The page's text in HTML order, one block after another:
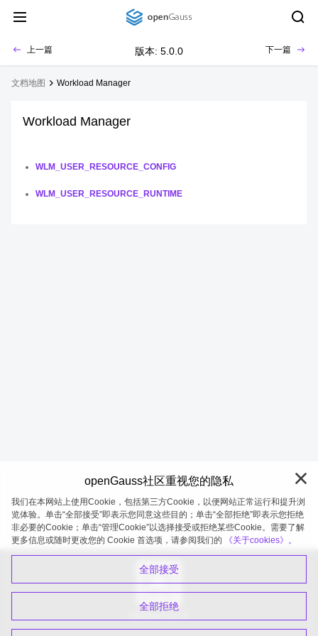
上一篇 版本: 5.0.0 下一篇
文档地图 Workload Manager
Workload Manager
WLM_USER_RESOURCE_CONFIG
WLM_USER_RESOURCE_RUNTIME
openGauss 2026-08-06 20:27:41
openGauss社区重视您的隐私
我们在本网站上使用Cookie，包括第三方Cookie，以便网站正常运行和提升浏
览体验。单击“全部接受”即表示您同意这些目的；单击“全部拒绝”即表示您拒绝
非必要的Cookie；单击“管理Cookie”以选择接受或拒绝某些Cookie。需要了解
更多信息或随时更改您的 Cookie 首选项，请参阅我们的
《关于cookies》。
全部接受
全部拒绝